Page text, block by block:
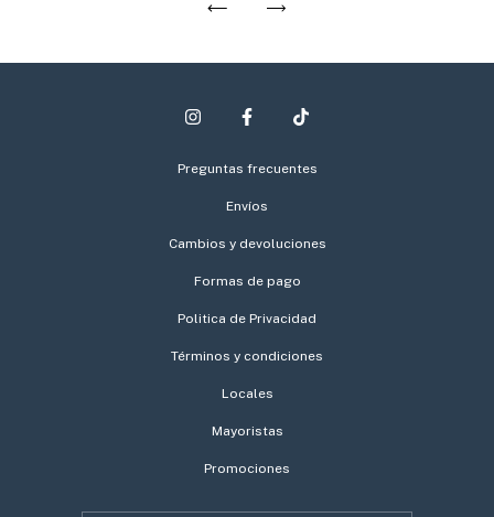
Preguntas frecuentes
Envíos
Cambios y devoluciones
Formas de pago
Politica de Privacidad
Términos y condiciones
Locales
Mayoristas
Promociones